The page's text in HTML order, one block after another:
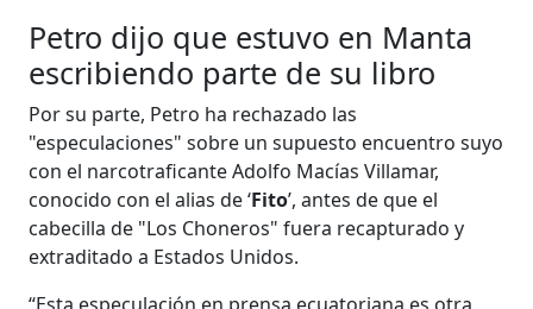
Petro dijo que estuvo en Manta
escribiendo parte de su libro
Por su parte, Petro ha rechazado las
"especulaciones" sobre un supuesto encuentro suyo
con el narcotraficante Adolfo Macías Villamar,
conocido con el alias de ‘Fito’, antes de que el
cabecilla de "Los Choneros" fuera recapturado y
extraditado a Estados Unidos.